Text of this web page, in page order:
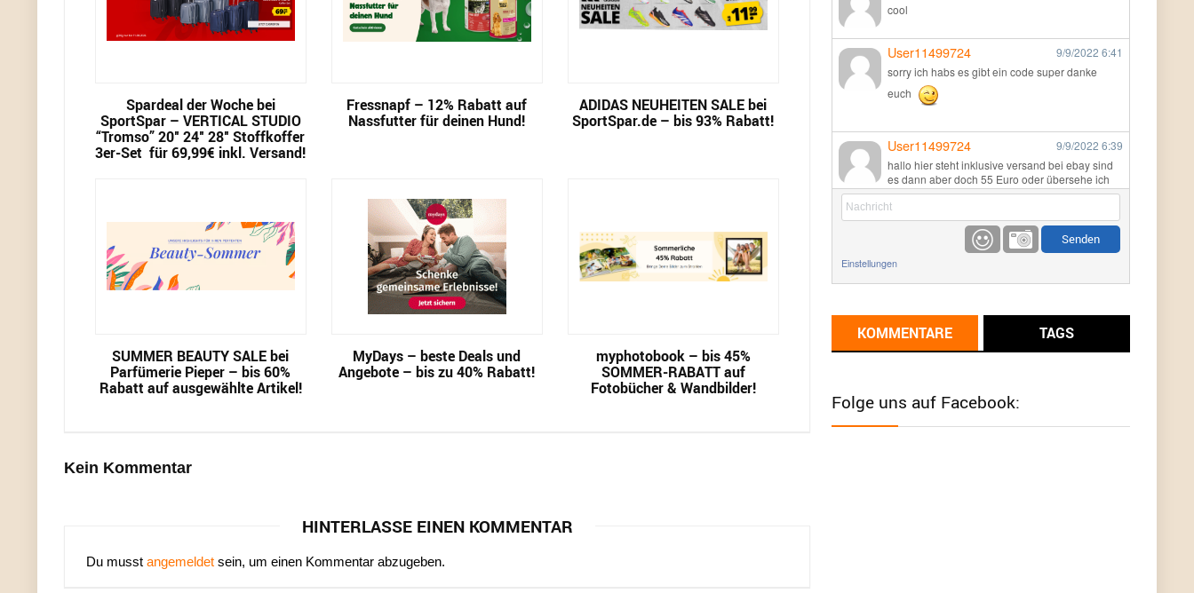
Spardeal der Woche bei
SportSpar – VERTICAL STUDIO
“Tromso” 20″ 24″ 28″ Stoffkoffer
3er-Set für 69,99€ inkl. Versand!
Fressnapf – 12% Rabatt auf
Nassfutter für deinen Hund!
ADIDAS NEUHEITEN SALE bei
SportSpar.de – bis 93% Rabatt!
SUMMER BEAUTY SALE bei
Parfümerie Pieper – bis 60%
Rabatt auf ausgewählte Artikel!
MyDays – beste Deals und
Angebote – bis zu 40% Rabatt!
myphotobook – bis 45%
SOMMER-RABATT auf
Fotobücher & Wandbilder!
Kein Kommentar
HINTERLASSE EINEN KOMMENTAR
Du musst angemeldet sein, um einen Kommentar abzugeben.
cool
User11499724 9/9/2022 6:41
sorry ich habs es gibt ein code super danke
euch
User11499724 9/9/2022 6:39
hallo hier steht inklusive versand bei ebay sind
es dann aber doch 55 Euro oder übersehe ich
etwas
9/1/20226:17
Ich glaube du hast den Sinn eines
Schnäppchenblogs noch immer nicht
Günni 9/1/2022
meisten Deals sind Tagespreise!
Einstellungen
KOMMENTARE TAGS
Folge uns auf Facebook: